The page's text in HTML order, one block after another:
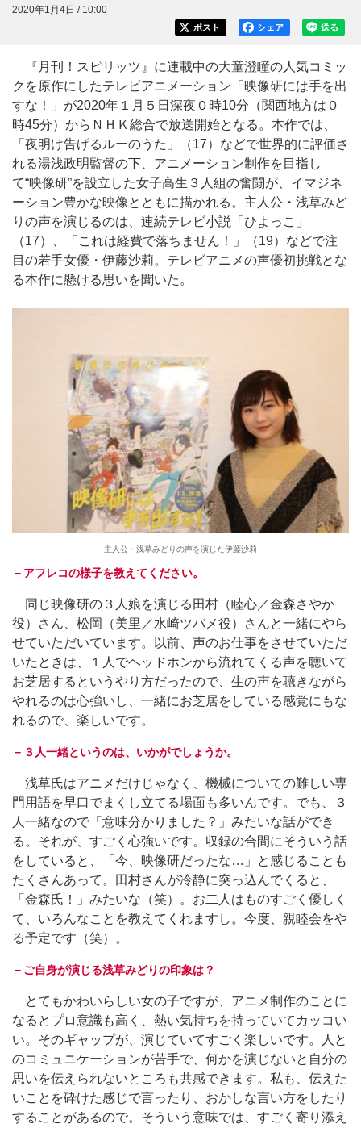
2020年1月4日 / 10:00
送る
シェア
ポスト
『月刊！スピリッツ』に連載中の大童澄瞳の人気コミッ
クを原作にしたテレビアニメーション「映像研には手を出
すな！」が2020年１月５日深夜０時10分（関西地方は０
時45分）からＮＨＫ総合で放送開始となる。本作では、
「夜明け告げるルーのうた」（17）などで世界的に評価さ
れる湯浅政明監督の下、アニメーション制作を目指し
て“映像研”を設立した女子高生３人組の奮闘が、イマジネ
ーション豊かな映像とともに描かれる。主人公・浅草みど
りの声を演じるのは、連続テレビ小説「ひよっこ」
（17）、「これは経費で落ちません！」（19）などで注
目の若手女優・伊藤沙莉。テレビアニメの声優初挑戦とな
る本作に懸ける思いを聞いた。
主人公・浅草みどりの声を演じた伊藤沙莉
－アフレコの様子を教えてください。
同じ映像研の３人娘を演じる田村（睦心／金森さやか
役）さん、松岡（美里／水崎ツバメ役）さんと一緒にやら
せていただいています。以前、声のお仕事をさせていただ
いたときは、１人でヘッドホンから流れてくる声を聴いて
お芝居するというやり方だったので、生の声を聴きながら
やれるのは心強いし、一緒にお芝居をしている感覚にもな
れるので、楽しいです。
－３人一緒というのは、いかがでしょうか。
浅草氏はアニメだけじゃなく、機械についての難しい専
門用語を早口でまくし立てる場面も多いんです。でも、３
人一緒なので「意味分かりました？」みたいな話ができ
る。それが、すごく心強いです。収録の合間にそういう話
をしていると、「今、映像研だったな…」と感じることも
たくさんあって。田村さんが冷静に突っ込んでくると、
「金森氏！」みたいな（笑）。お二人はものすごく優しく
て、いろんなことを教えてくれますし。今度、親睦会をや
る予定です（笑）。
－ご自身が演じる浅草みどりの印象は？
とてもかわいらしい女の子ですが、アニメ制作のことに
なるとプロ意識も高く、熱い気持ちを持っていてカッコい
い。そのギャップが、演じていてすごく楽しいです。人と
のコミュニケーションが苦手で、何かを演じないと自分の
思いを伝えられないところも共感できます。私も、伝えた
いことを砕けた感じで言ったり、おかしな言い方をしたり
することがあるので。そういう意味では、すごく寄り添え